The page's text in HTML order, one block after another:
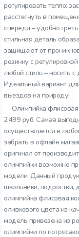
регулировать тепло:
расстегнуть в
спереди – удобно
стильная деталь
защищают от
резинку с
любой стиль – носить
Идеальный вариант
выездов на природу!
Олимпийка флисовая
2499 руб. Самая
осуществляется в
забрать в офлайн
оригинал от
олимпийки возможно
модели. Данный
школьники, подростки,
олимпийка флисовая
оливкового цвета из
модель привезена из
олимпийки по